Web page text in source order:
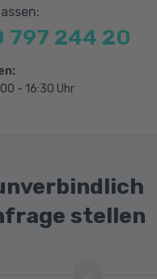
Kinderschutz
797 244 20
- 16:30 Uhr
stellen